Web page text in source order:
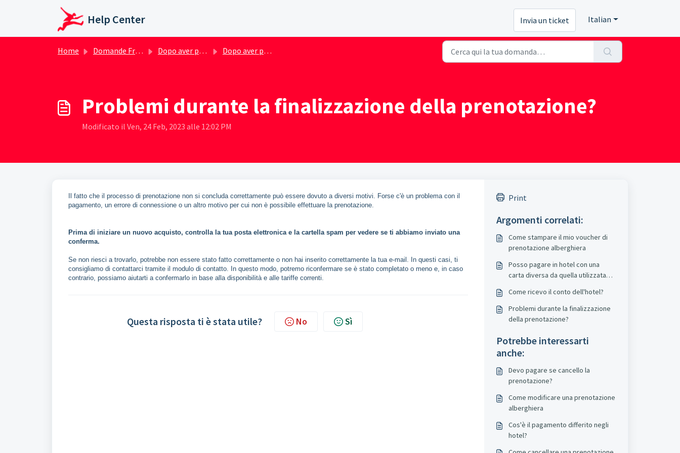
Salta al contenuto principale
Help Center Invia un ticket Italian
Home Domande Frequenti (FAQ) Dopo aver prenotato un hotel Dopo aver prenotato un hotel
Problemi durante la finalizzazione della prenotazione?
Modificato il Ven, 24 Feb, 2023 alle 12:02 PM
Il fatto che il processo di prenotazione non si concluda correttamente può essere dovuto a diversi motivi. Forse c'è un problema con il
pagamento, un errore di connessione o un altro motivo per cui non è possibile effettuare la prenotazione.
Prima di iniziare un nuovo acquisto, controlla la tua posta elettronica e la cartella spam per vedere se ti abbiamo inviato una
conferma.
Se non riesci a trovarlo, potrebbe non essere stato fatto correttamente o non hai inserito correttamente la tua e-mail. In questi casi, ti
consigliamo di contattarci tramite il modulo di contatto. In questo modo, potremo riconfermare se è stato completato o meno e, in caso
contrario, possiamo aiutarti a confermarlo in base alla disponibilità e alle tariffe correnti.
Questa risposta ti è stata utile? No Sì
Print
Argomenti correlati:
Come stampare il mio voucher di
prenotazione alberghiera
Posso pagare in hotel con una
carta diversa da quella utilizzata
pagamento in hotel?
Come ricevo il conto dell'hotel?
Problemi durante la finalizzazione
della prenotazione?
Potrebbe interessarti
anche:
Devo pagare se cancello la
prenotazione?
Come modificare una prenotazione
alberghiera
Cos'è il pagamento differito negli
hotel?